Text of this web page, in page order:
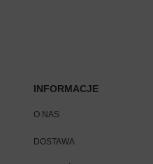
INFORMACJE
O NAS
DOSTAWA